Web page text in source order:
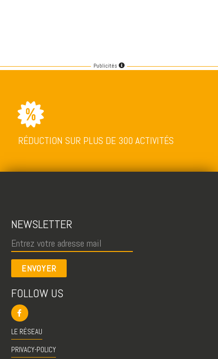
Publicités
RÉDUCTION SUR PLUS DE 300 ACTIVITÉS
NEWSLETTER
ENVOYER
FOLLOW US
LE RÉSEAU
PRIVACY-POLICY